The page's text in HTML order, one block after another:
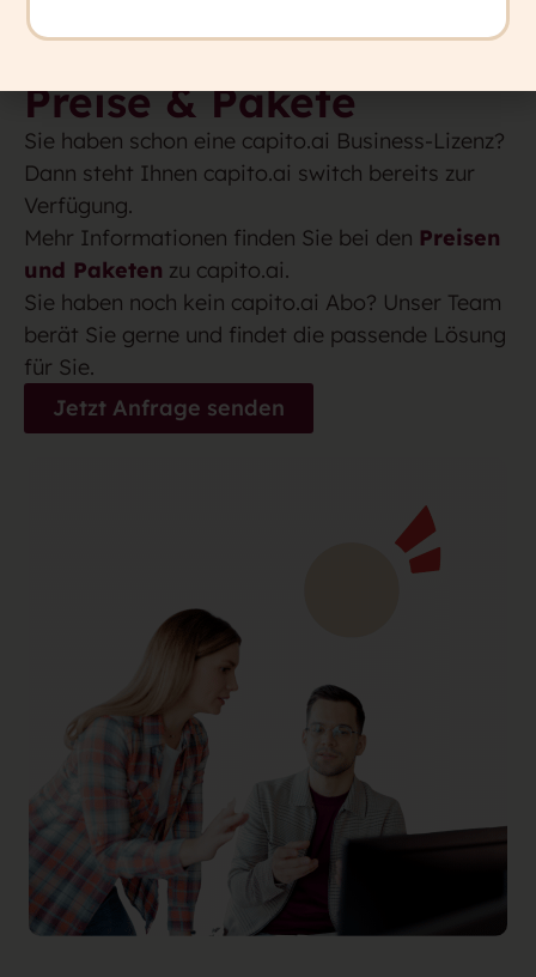
Preise & Pakete
Sie haben schon eine capito.ai Business-Lizenz?
Dann steht Ihnen capito.ai switch bereits zur
Verfügung.
Mehr Informationen finden Sie bei den Preisen
und Paketen zu capito.ai.
Sie haben noch kein capito.ai Abo? Unser Team
berät Sie gerne und findet die passende Lösung
für Sie.
Jetzt Anfrage senden